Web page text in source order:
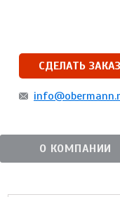
СДЕЛАТЬ ЗАКАЗ
О КОМПАНИИ